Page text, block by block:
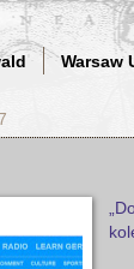
Warsaw